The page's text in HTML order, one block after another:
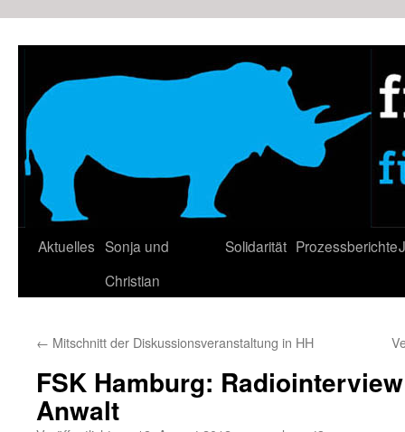
Aktuelles Sonja und
Christian
Solidarität Prozessberichte
← Mitschnitt der Diskussionsveranstaltung in HH
FSK Hamburg:
Anwalt